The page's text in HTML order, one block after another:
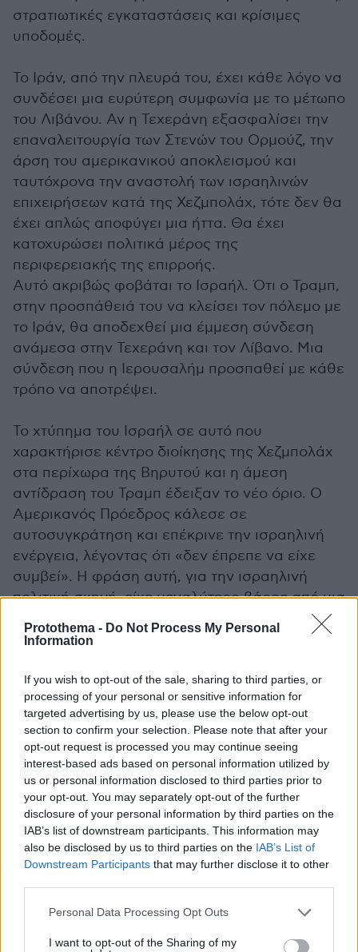
Protothema - Do Not Process My Personal
Information
If you wish to opt-out of the sale, sharing to third parties, or
processing of your personal or sensitive information for
targeted advertising by us, please use the below opt-out
section to confirm your selection. Please note that after your
opt-out request is processed you may continue seeing
interest-based ads based on personal information utilized by
us or personal information disclosed to third parties prior to
your opt-out. You may separately opt-out of the further
disclosure of your personal information by third parties on the
IAB’s list of downstream participants. This information may
also be disclosed by us to third parties on the IAB’s List of
Downstream Participants that may further disclose it to other
Please note that this website/app uses one or more Google
not limited to your visit or usage behaviour. You may click to
Personal Data Processing Opt Outs
I want to opt-out of the Sharing of my
στρατιωτικές εγκαταστάσεις και κρίσιμες
υποδομές.
Το Ιράν, από την πλευρά του, έχει κάθε λόγο να
συνδέσει μια ευρύτερη συμφωνία με το μέτωπο
του Λιβάνου. Αν η Τεχεράνη εξασφαλίσει την
επαναλειτουργία των Στενών του Ορμούζ, την
άρση του αμερικανικού αποκλεισμού και
ταυτόχρονα την αναστολή των ισραηλινών
επιχειρήσεων κατά της Χεζμπολάχ, τότε δεν θα
έχει απλώς αποφύγει μια ήττα. Θα έχει
κατοχυρώσει πολιτικά μέρος της
περιφερειακής της επιρροής.
Αυτό ακριβώς φοβάται το Ισραήλ. Ότι ο Τραμπ,
στην προσπάθειά του να κλείσει τον πόλεμο με
το Ιράν, θα αποδεχθεί μια έμμεση σύνδεση
ανάμεσα στην Τεχεράνη και τον Λίβανο. Μια
σύνδεση που η Ιερουσαλήμ προσπαθεί με κάθε
τρόπο να αποτρέψει.
Το χτύπημα του Ισραήλ σε αυτό που
χαρακτήρισε κέντρο διοίκησης της Χεζμπολάχ
στα περίχωρα της Βηρυτού και η άμεση
αντίδραση του Τραμπ έδειξαν το νέο όριο. Ο
Αμερικανός Πρόεδρος κάλεσε σε
αυτοσυγκράτηση και επέκρινε την ισραηλινή
ενέργεια, λέγοντας ότι «δεν έπρεπε να είχε
συμβεί». Η φράση αυτή, για την ισραηλινή
πολιτική σκηνή, είχε μεγαλύτερο βάρος από μια
τυπική διπλωματική παρατήρηση. Έδειχνε ότι η
Ουάσιγκτον δεν θέλει άλλη ανάφλεξη. Ακόμη
Ο Νετανιάχου ανάμεσα στον Τραμπ και την
εσωτερική πίεση
Ο Μπέντζαμιν Νετανιάχου βρίσκεται μπροστά
σε μια εξαιρετικά δύσκολη εξίσωση. Από τη μία
πλευρά, δεν θέλει να συγκρουστεί δημόσια με
τον Τραμπ. Η σχέση του με τον Αμερικανό
Πρόεδρο αποτελεί βασικό κομμάτι του
πολιτικού του αφηγήματος. Την έχει
παρουσιάσει επί χρόνια ως απόδειξη ότι μόνο ο
ίδιος μπορεί να εξασφαλίσει για το Ισραήλ την
πλήρη στήριξη της Ουάσιγκτον.